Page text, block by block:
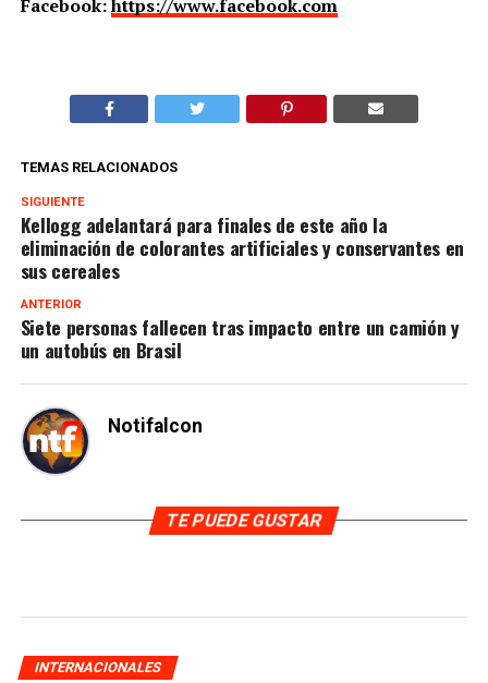
Facebook:https://www.facebook.com
TEMAS RELACIONADOS
SIGUIENTE
Kellogg adelantará para finales de este año la
eliminación de colorantes artificiales y conservantes en
sus cereales
ANTERIOR
Siete personas fallecen tras impacto entre un camión y
un autobús en Brasil
Notifalcon
TE PUEDE GUSTAR
INTERNACIONALES